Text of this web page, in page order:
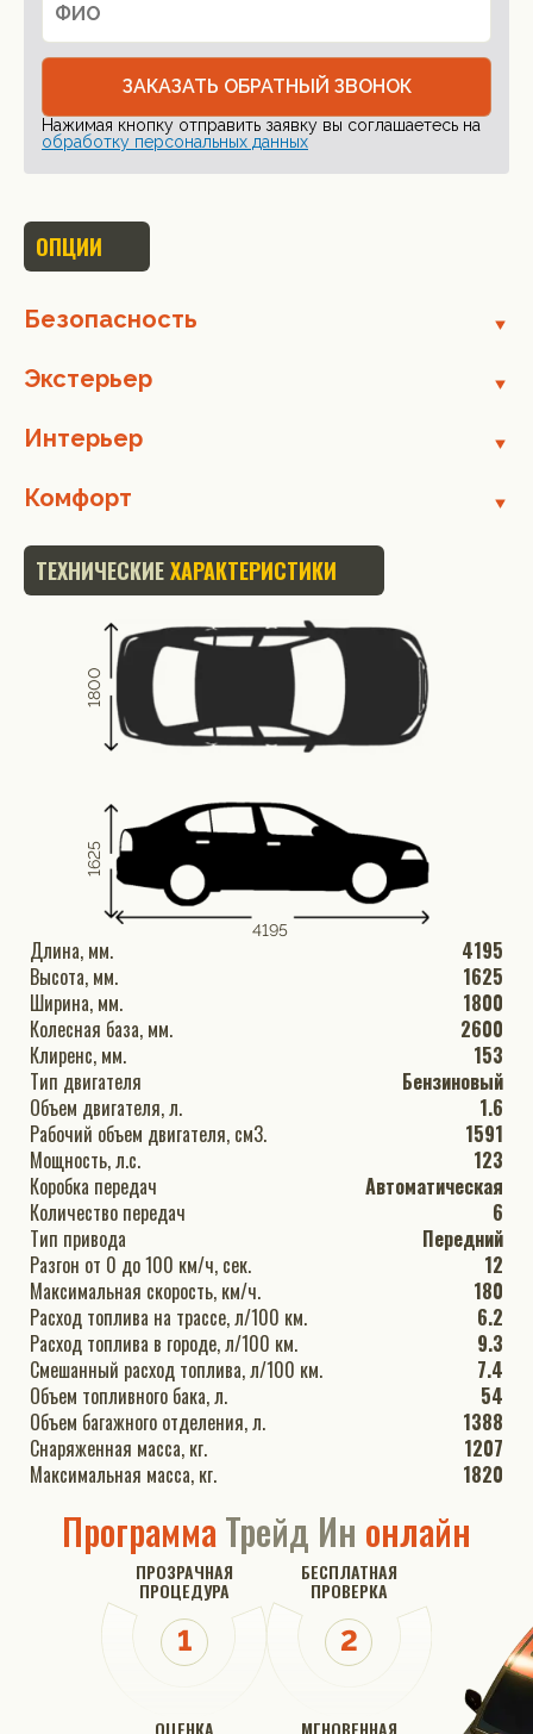
ЗАКАЗАТЬ ОБРАТНЫЙ ЗВОНОК
Нажимая кнопку отправить заявку вы соглашаетесь на
обработку персональных данных
ОПЦИИ
Безопасность
Экстерьер
Интерьер
Комфорт
ТЕХНИЧЕСКИЕХАРАКТЕРИСТИКИ
4195
1625
1800
Длина, мм.
4195
Высота, мм.
1625
Ширина, мм.
1800
Колесная база, мм.
2600
Клиренс, мм.
153
Тип двигателя
Бензиновый
Объем двигателя, л.
1.6
Рабочий объем двигателя, см3.
1591
Мощность, л.с.
123
Коробка передач
Автоматическая
Количество передач
6
Тип привода
Передний
Разгон от 0 до 100 км/ч, сек.
12
Максимальная скорость, км/ч.
180
Расход топлива на трассе, л/100 км.
6.2
Расход топлива в городе, л/100 км.
9.3
Смешанный расход топлива, л/100 км.
7.4
Объем топливного бака, л.
54
Объем багажного отделения, л.
1388
Снаряженная масса, кг.
1207
Максимальная масса, кг.
1820
ПрограммаТрейд Ин онлайн
ПРОЗРАЧНАЯ
ПРОЦЕДУРА
БЕСПЛАТНАЯ
ПРОВЕРКА
ОЦЕНКА МГНОВЕННАЯ